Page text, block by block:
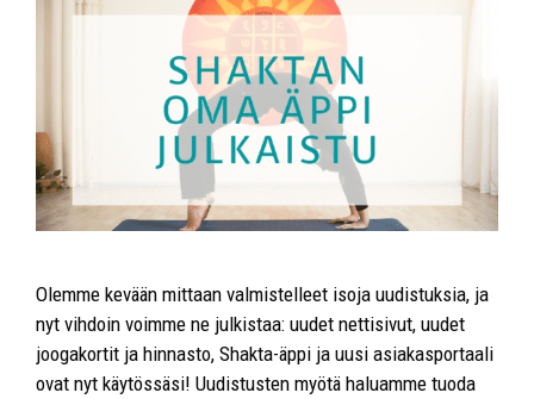
Olemme kevään mittaan valmistelleet isoja uudistuksia, ja
nyt vihdoin voimme ne julkistaa: uudet nettisivut, uudet
joogakortit ja hinnasto, Shakta-äppi ja uusi asiakasportaali
ovat nyt käytössäsi! Uudistusten myötä haluamme tuoda